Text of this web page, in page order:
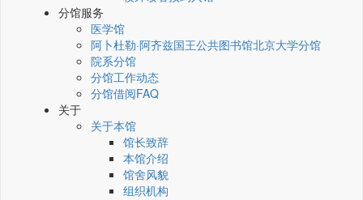
分馆服务
医学馆
阿卜杜勒·阿齐兹国王公共图书馆北京大学分馆
院系分馆
分馆工作动态
分馆借阅FAQ
关于
关于本馆
馆长致辞
本馆介绍
馆舍风貌
组织机构